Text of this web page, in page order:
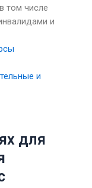
том числе
и
и
для